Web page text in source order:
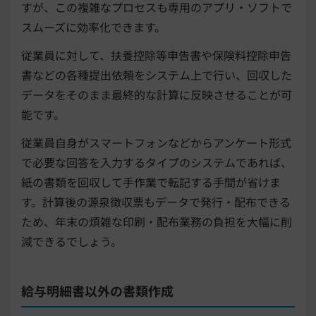
すが、この複雑なプロセスも専用のアプリ・ソフトで
スムーズに効率化できます。
従業員に対して、扶養控除等申告書や保険料控除申告
書などの各種提出依頼をシステム上で行い、回収した
データをそのまま最終的な計算に反映させることが可
能です。
従業員自身がスマートフォンなどからアンケート形式
で必要な回答を入力するタイプのシステムであれば、
紙の書類を回収して手作業で転記する手間が省けま
す。計算後の源泉徴収票もデータで発行・配布できる
ため、年末の煩雑な印刷・配布業務の負担を大幅に削
減できるでしょう。
給与明細書以外の書類作成